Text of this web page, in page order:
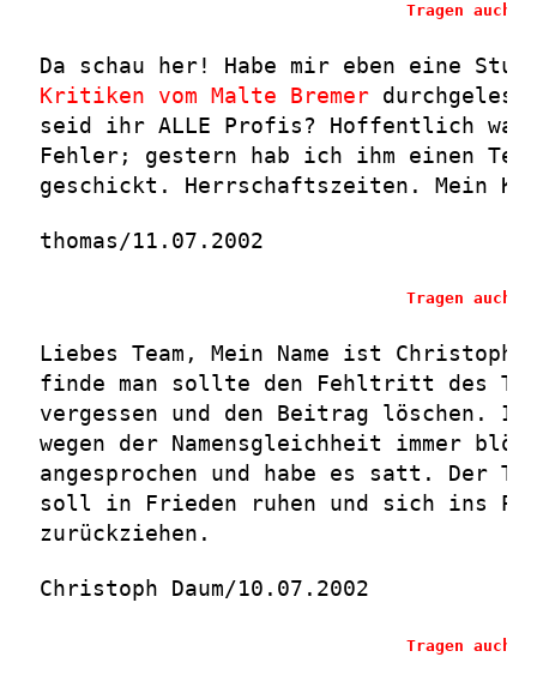
Tragen auch
Da schau her! Habe mir eben eine
Kritiken vom Malte Bremer
seid ihr ALLE Profis? Hoffentlich
Fehler; gestern hab ich ihm einen
geschickt. Herrschaftszeiten. Mein
thomas/11.07.2002
Tragen auch
Liebes Team, Mein Name ist Christoph
finde man sollte den Fehltritt des
vergessen und den Beitrag löschen.
wegen der Namensgleichheit immer blöd
angesprochen und habe es satt. Der
soll in Frieden ruhen und sich ins
zurückziehen.
Christoph Daum/10.07.2002
Tragen auch